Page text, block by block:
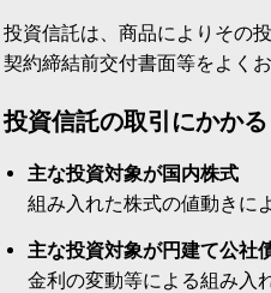
投資信託は、商品によりその
契約締結前交付書面等をよく
投資信託の取引にかか
主な投資対象が国内株式
組み入れた株式の値動きに
主な投資対象が円建て公社
金利の変動等による組み入